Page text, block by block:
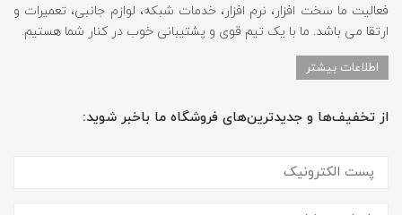
فعالیت ما سخت افزار، نرم افزار، خدمات شبکه، لوازم جانبی، تعمیرات و
ارتقا می باشد. ما با یک تیم قوی و پشتیبانی خوب در کنار شما هستیم.
اطلاعات بیشتر
از تخفیف‌ها و جدیدترین‌های فروشگاه ما باخبر شوید: